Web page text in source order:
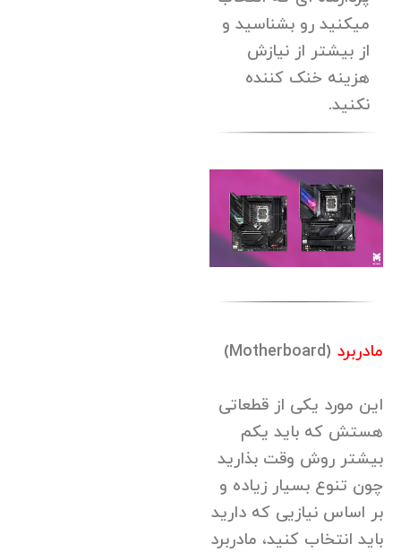
میکنید رو بشناسید و
از بیشتر از نیازش
هزینه خنک کننده
نکنید.
مادربرد (Motherboard)
این مورد یکی از قطعاتی
هستش که باید یکم
بیشتر روش وقت بذارید
چون تنوع بسیار زیاده و
بر اساس نیازیی که دارید
باید انتخاب کنید، مادربرد